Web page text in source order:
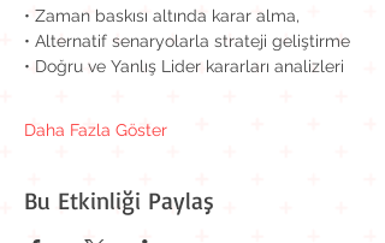
• Zaman baskısı altında karar alma,
• Alternatif senaryolarla strateji geliştirme
• Doğru ve Yanlış Lider kararları analizleri
Daha Fazla Göster
Bu Etkinliği Paylaş